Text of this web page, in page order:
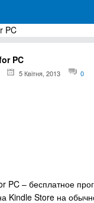
Windows
PC
PC
5 Квітня, 2013 0
PC – бесплатное
Kindle Store на